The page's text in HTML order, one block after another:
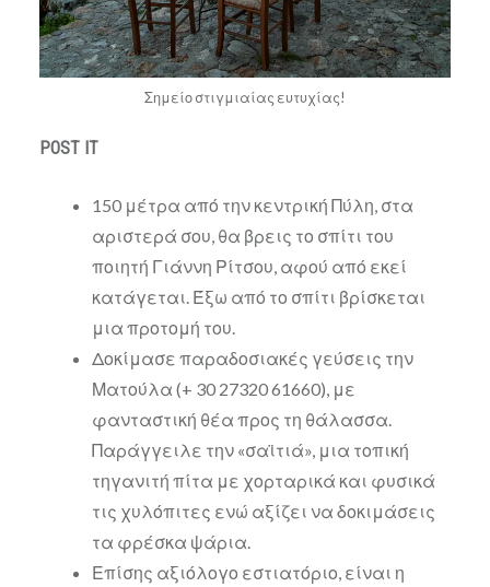
Σημείο στιγμιαίας ευτυχίας!
POST IT
150 μέτρα από την κεντρική Πύλη, στα
αριστερά σου, θα βρεις το σπίτι του
ποιητή Γιάννη Ρίτσου, αφού από εκεί
κατάγεται. Έξω από το σπίτι βρίσκεται
μια προτομή του.
Δοκίμασε παραδοσιακές γεύσεις την
Ματούλα (+ 30 27320 61660), με
φανταστική θέα προς τη θάλασσα.
Παράγγειλε την «σαϊτιά», μια τοπική
τηγανιτή πίτα με χορταρικά και φυσικά
τις χυλόπιτες ενώ αξίζει να δοκιμάσεις
τα φρέσκα ψάρια.
Επίσης αξιόλογο εστιατόριο, είναι η